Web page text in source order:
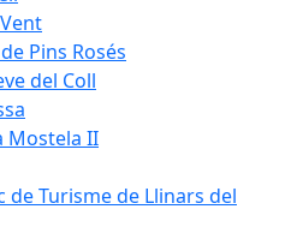
Pins Rosés
del Coll
Mostela II
de Turisme de Llinars del